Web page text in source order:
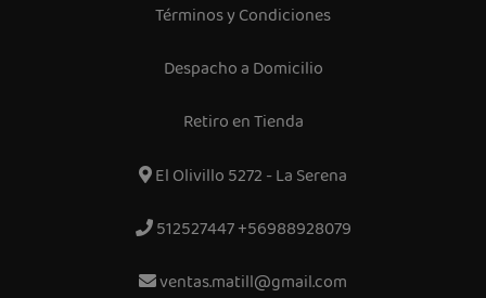
Términos y Condiciones
Despacho a Domicilio
Retiro en Tienda
El Olivillo 5272 - La Serena
512527447 +56988928079
ventas.matill@gmail.com